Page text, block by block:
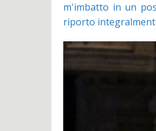
m'imbatto in un
riporto